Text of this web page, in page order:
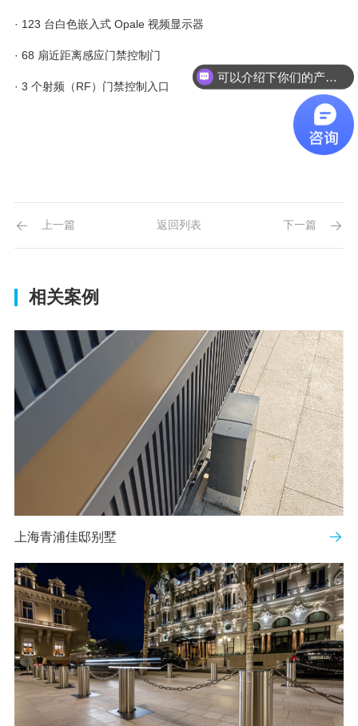
· 123 台白色嵌入式 Opale 视频显示器
· 68 扇近距离感应门禁控制门
· 3 个射频（RF）门禁控制入口
上一篇 返回列表 下一篇
相关案例
上海青浦佳邸别墅
可以介绍下你们的产品么